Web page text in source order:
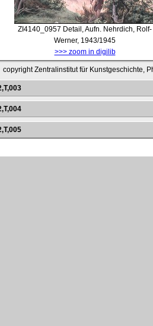
ZI4140_0957 Detail, Aufn. Nehrdich, Rolf-
Werner, 1943/1945
>>> zoom in digilib
copyright Zentralinstitut für Kunstgeschichte,